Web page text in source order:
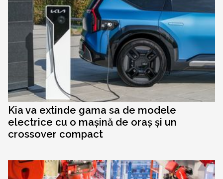
Kia va extinde gama sa de modele
electrice cu o mașină de oraș și un
crossover compact